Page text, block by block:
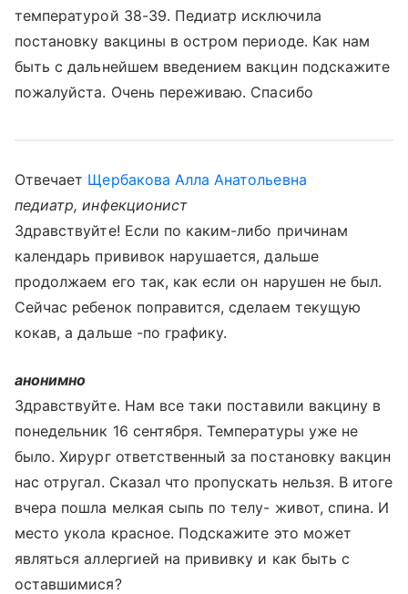
температурой 38-39. Педиатр исключила
постановку вакцины в остром периоде. Как нам
быть с дальнейшем введением вакцин подскажите
пожалуйста. Очень переживаю. Спасибо
Отвечает Щербакова Алла Анатольевна
педиатр, инфекционист
Здравствуйте! Если по каким-либо причинам
календарь прививок нарушается, дальше
продолжаем его так, как если он нарушен не был.
Сейчас ребенок поправится, сделаем текущую
кокав, а дальше -по графику.
анонимно
Здравствуйте. Нам все таки поставили вакцину в
понедельник 16 сентября. Температуры уже не
было. Хирург ответственный за постановку вакцин
нас отругал. Сказал что пропускать нельзя. В итоге
вчера пошла мелкая сыпь по телу- живот, спина. И
место укола красное. Подскажите это может
являться аллергией на прививку и как быть с
оставшимися?